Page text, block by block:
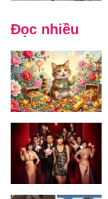
Đọc nhiều